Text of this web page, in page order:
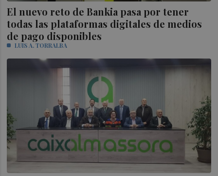
El nuevo reto de Bankia pasa por tener
todas las plataformas digitales de medios
de pago disponibles
LUIS A. TORRALBA